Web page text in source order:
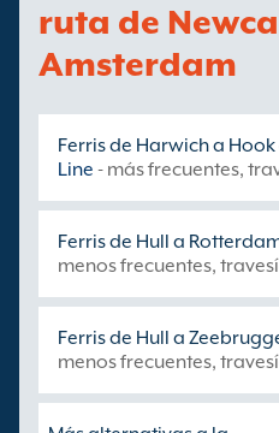
ruta de
Amsterdam
Ferris de Harwich a
Line - más frecuentes,
Ferris de Hull a
menos frecuentes,
Ferris de Hull a
menos frecuentes,